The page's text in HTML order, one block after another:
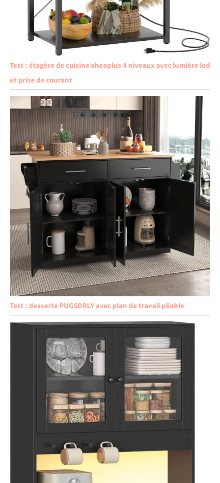
Test : étagère de cuisine aheaplus 4 niveaux avec lumière led
et prise de courant
Test : desserte PUGSDRLY avec plan de travail pliable